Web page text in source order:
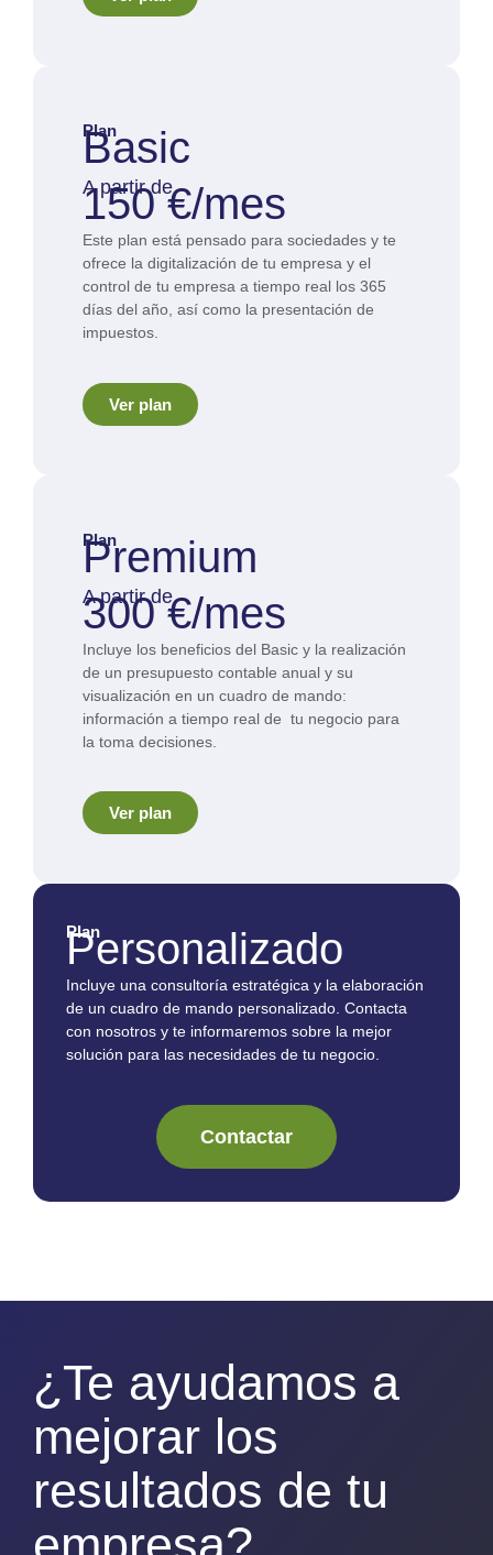
Plan
Basic
A partir de
150 €/mes
Este plan está pensado para sociedades y te
ofrece la digitalización de tu empresa y el
control de tu empresa a tiempo real los 365
días del año, así como la presentación de
impuestos.
Ver plan
Plan
Premium
A partir de
300 €/mes
Incluye los beneficios del Basic y la realización
de un presupuesto contable anual y su
visualización en un cuadro de mando:
información a tiempo real de tu negocio para
la toma decisiones.
Ver plan
Plan
Personalizado
Incluye una consultoría estratégica y la elaboración
de un cuadro de mando personalizado. Contacta
con nosotros y te informaremos sobre la mejor
solución para las necesidades de tu negocio.
Contactar
¿Te ayudamos a
mejorar los
resultados de tu